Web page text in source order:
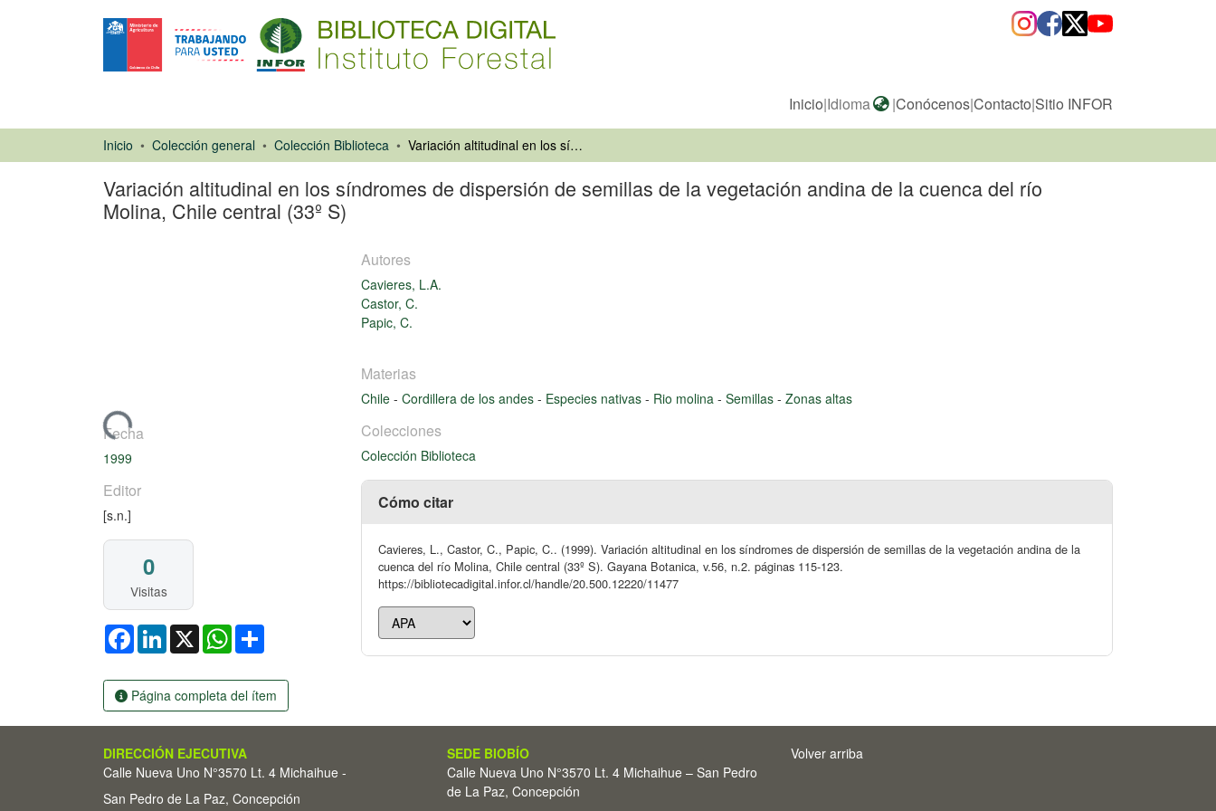
Inicio|Idioma |Conócenos|Contacto|Sitio INFOR
Inicio Colección general Colección Biblioteca Variación altitudinal en los síndromes de dispersión de semillas de la vegetación andina de la cuenca del río Molina, Chile central (33º S)
Variación altitudinal en los síndromes de dispersión de semillas de la vegetación andina de la cuenca del río
Molina, Chile central (33º S)
Cargando...
Fecha
1999
Editor
[s.n.]
0
Visitas
FacebookLinkedIn
X WhatsApp
Página completa del ítem
Autores
Cavieres, L.A.
Castor, C.
Papic, C.
Materias
Chile - Cordillera de los andes - Especies nativas - Rio molina - Semillas - Zonas altas
Colecciones
Colección Biblioteca
Cómo citar
Cavieres, L., Castor, C., Papic, C.. (1999). Variación altitudinal en los síndromes de dispersión de semillas de la vegetación andina de la
cuenca del río Molina, Chile central (33º S). Gayana Botanica, v.56, n.2. páginas 115-123.
https://bibliotecadigital.infor.cl/handle/20.500.12220/11477
DIRECCIÓN EJECUTIVA
Calle Nueva Uno N°3570 Lt. 4 Michaihue -
San Pedro de La Paz, Concepción
SEDE BIOBÍO
Calle Nueva Uno N°3570 Lt. 4 Michaihue – San Pedro
de La Paz, Concepción
Volver arriba